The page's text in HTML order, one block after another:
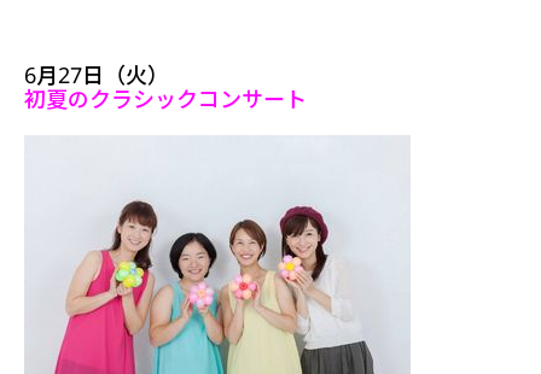
6月27日（火）
初夏のクラシックコンサート